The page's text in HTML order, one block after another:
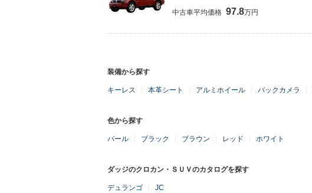
中古車平均価格 97.8万円
装備から探す
キーレス 本革シート アルミホイール バックカメラ
色から探す
パール ブラック ブラウン レッド ホワイト
ダッジのクロカン・ＳＵＶのカタログを探す
デュランゴ JC